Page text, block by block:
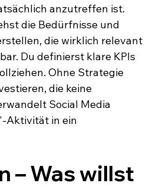
anzutreffen ist.
die Bedürfnisse und
die wirklich relevant
Du definierst klare KPIs
Ohne Strategie
die keine
Social Media
Aktivität in ein
– Was willst